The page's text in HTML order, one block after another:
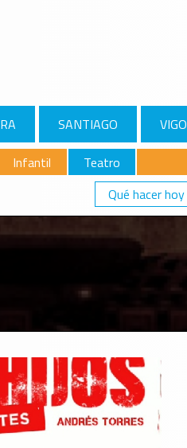
SANTIAGO VIGO
Infantil
Teatro
Qué hacer hoy